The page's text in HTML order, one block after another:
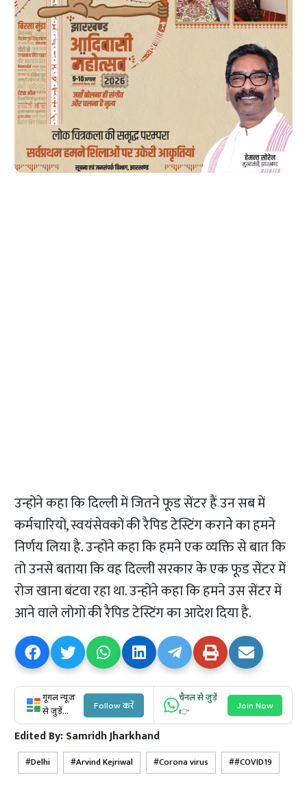
उन्होंने कहा कि दिल्ली में जितने फूड सेंटर हैं उन सब में
कर्मचारियों, स्वयंसेवकों की रैपिड टेस्टिंग कराने का हमने
निर्णय लिया है. उन्होंने कहा कि हमने एक व्यक्ति से बात कि
तो उनसे बताया कि वह दिल्ली सरकार के एक फूड सेंटर में
रोज खाना बंटवा रहा था. उन्होंने कहा कि हमने उस सेंटर में
आने वाले लोगों की रैपिड टेस्टिंग का आदेश दिया है.
गूगल न्यूज
से जुड़ें...
Follow करें
चैनल से जुड़ें
👉
Join Now
Edited By:Samridh Jharkhand
Delhi Arvind Kejriwal Corona virus #COVID19